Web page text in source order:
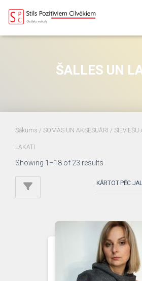
ŠALLES UN
Sākums / SOMAS UN AKSESUĀRI / SIEVIEŠU
LAKATI
Showing 1–18 of 23 results
latest